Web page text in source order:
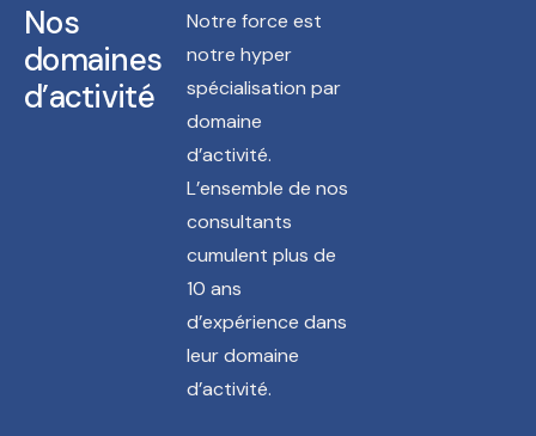
Nos
domaines
d’activité
Notre force est
notre hyper
spécialisation par
domaine
d’activité.
L’ensemble de nos
consultants
cumulent plus de
10 ans
d’expérience dans
leur domaine
d’activité.